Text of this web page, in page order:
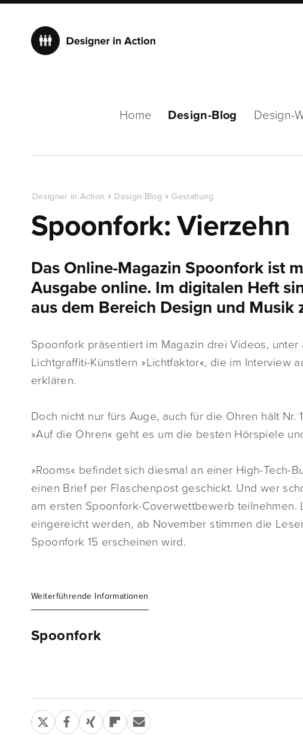
Home Design-Blog Design-
Designer in Action Design-Blog Gestaltung
Spoonfork: Vierzehn
Das Online-Magazin Spoonfork ist
Ausgabe online. Im digitalen Heft
aus dem Bereich Design und Musik
Spoonfork präsentiert im Magazin drei Videos,
Lichtgraffiti-Künstlern »Lichtfaktor«, die im Interview
erklären.
Doch nicht nur fürs Auge, auch für die Ohren hält
»Auf die Ohren« geht es um die besten Hörspiele
»Rooms« befindet sich diesmal an einer High-Tech-
einen Brief per Flaschenpost geschickt. Und wer
am ersten Spoonfork-Coverwettbewerb
eingereicht werden, ab November stimmen die
Spoonfork 15 erscheinen wird.
Weiterführende Informationen
Spoonfork